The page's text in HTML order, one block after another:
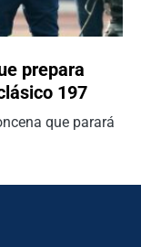
prepara
197
que parará